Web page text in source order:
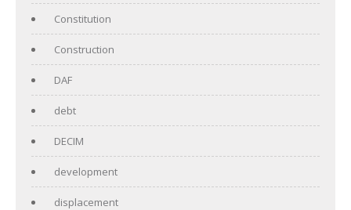
Constitution
Construction
DAF
debt
DECIM
development
displacement